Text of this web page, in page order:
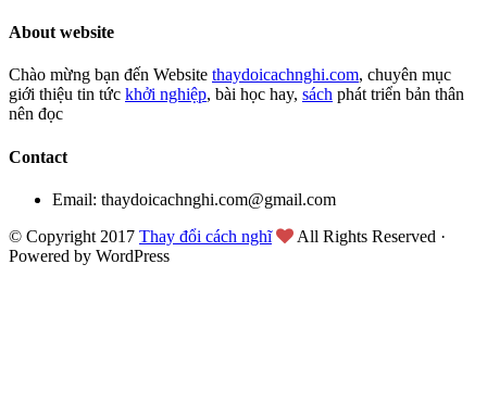
About website
Chào mừng bạn đến Website thaydoicachnghi.com, chuyên mục
giới thiệu tin tức khởi nghiệp, bài học hay, sách phát triển bản thân
nên đọc
Contact
Email: thaydoicachnghi.com@gmail.com
© Copyright 2017 Thay đổi cách nghĩ
All Rights Reserved ·
Powered by WordPress